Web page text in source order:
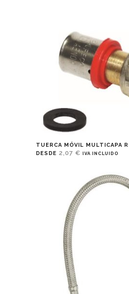
TUERCA MÓVIL MULTICAPA
DESDE 2,07 € IVA INCLUIDO